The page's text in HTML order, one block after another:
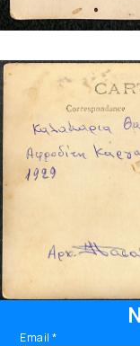
Email*